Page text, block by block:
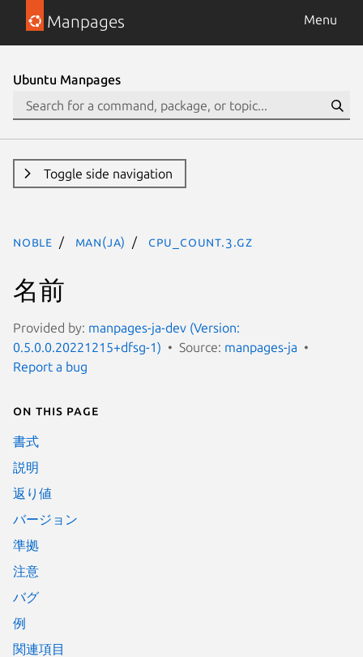
Manpages Menu
Ubuntu Manpages
Toggle side navigation
noble man(ja) CPU_COUNT.3.gz
名前
Provided by: manpages-ja-dev (Version:
0.5.0.0.20221215+dfsg-1)
Source: manpages-ja
Report a bug
On this page
書式
説明
返り値
バージョン
準拠
注意
バグ
例
関連項目